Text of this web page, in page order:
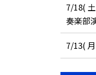
7/18(
奏楽部
7/13(